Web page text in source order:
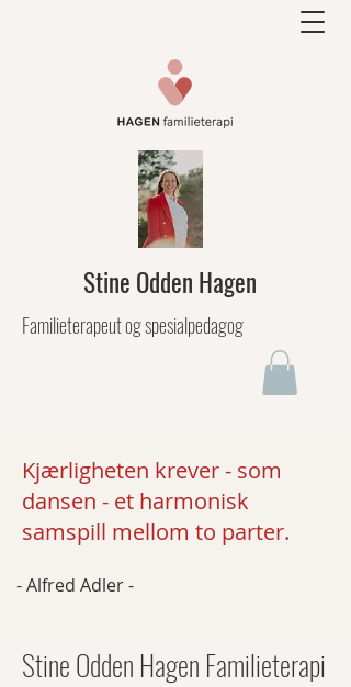
Stine Odden Hagen
Familieterapeut og spesialpedagog
Kjærligheten krever - som
dansen - et harmonisk
samspill mellom to parter.
- Alfred Adler -
Stine Odden Hagen Familieterapi